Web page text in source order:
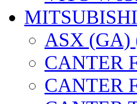
MITSUBISHI
ASX (GA)
CANTER
CANTER